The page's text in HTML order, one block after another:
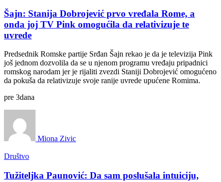
Šajn: Stanija Dobrojević prvo vređala Rome, a
onda joj TV Pink omogućila da relativizuje te
uvrede
Predsednik Romske partije Srđan Šajn rekao je da je televizija Pink
još jednom dozvolila da se u njenom programu vređaju pripadnici
romskog narodam jer je rijaliti zvezdi Staniji Dobrojević omogućeno
da pokuša da relativizuje svoje ranije uvrede upućene Romima.
pre 3dana
Miona Zivic
Društvo
Tužiteljka Paunović: Da sam poslušala intuiciju,